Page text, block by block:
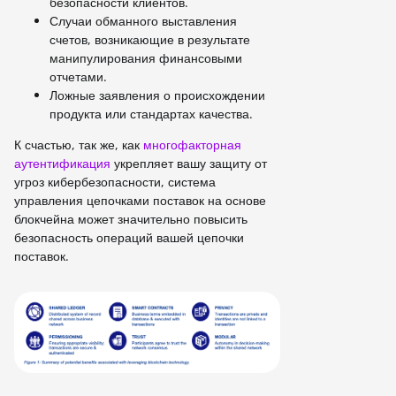
Случаи обманного выставления
счетов, возникающие в результате
манипулирования финансовыми
отчетами.
Ложные заявления о происхождении
продукта или стандартах качества.
К счастью, так же, как многофакторная
аутентификация укрепляет вашу защиту от
угроз кибербезопасности, система
управления цепочками поставок на основе
блокчейна может значительно повысить
безопасность операций вашей цепочки
поставок.